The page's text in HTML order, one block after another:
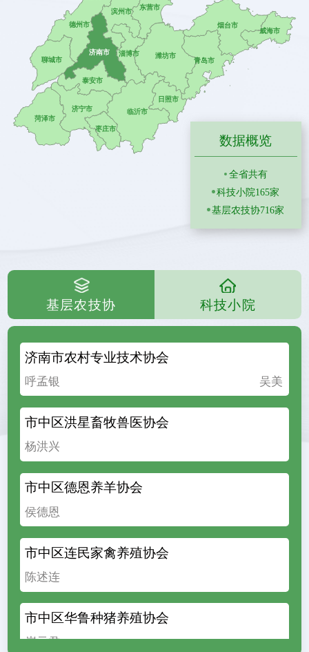
数据概览
全省共有
科技小院165家
基层农技协716家
基层农技协 科技小院
济南市农村专业技术协会
呼孟银 吴美
市中区洪星畜牧兽医协会
杨洪兴
市中区德恩养羊协会
侯德恩
市中区连民家禽养殖协会
陈述连
市中区华鲁种猪养殖协会
崔元君